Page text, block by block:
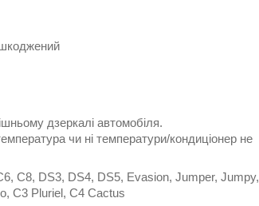
дзеркалі автомобіля.
чи ні температури/кондиціонер не
C8, DS3, DS4, DS5, Evasion, Jumper, Jumpy,
C3 Pluriel, C4 Cactus